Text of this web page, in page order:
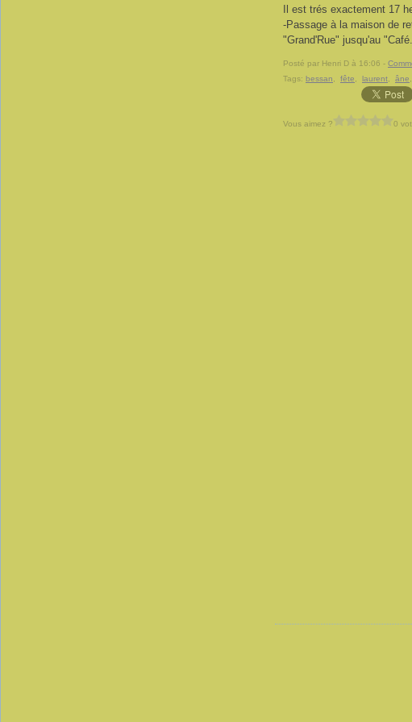
Il est trés exactement 17
-Passage à la maison de
"Grand'Rue" jusqu'au
Posté par Henri D à 16:06 -
Tags: bessan fête laurent âne
Vous aimez ? 0